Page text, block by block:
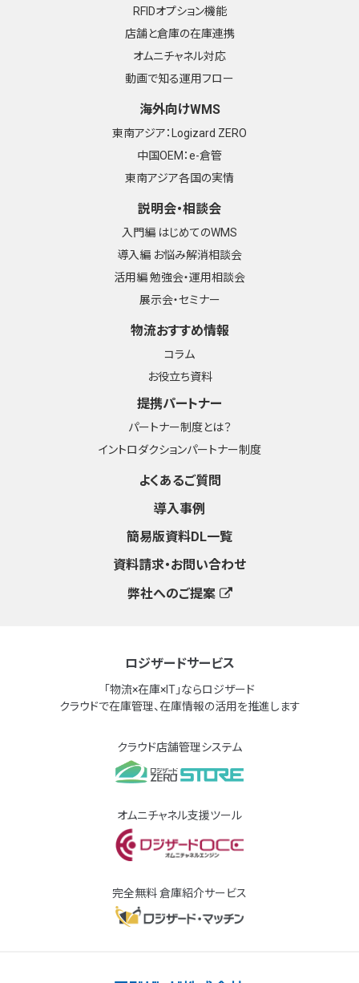
RFIDオプション機能
店舗と倉庫の在庫連携
オムニチャネル対応
動画で知る運用フロー
海外向けWMS
東南アジア：Logizard ZERO
中国OEM：e-倉管
東南アジア各国の実情
説明会・相談会
入門編 はじめてのWMS
導入編 お悩み解消相談会
活用編 勉強会・運用相談会
展示会・セミナー
物流おすすめ情報
コラム
お役立ち資料
提携パートナー
パートナー制度とは？
イントロダクションパートナー制度
よくあるご質問
導入事例
簡易版資料DL一覧
資料請求・お問い合わせ
弊社へのご提案
ロジザードサービス
「物流×在庫×IT」ならロジザード
クラウドで在庫管理、在庫情報の活用を推進します
クラウド店舗管理システム
オムニチャネル支援ツール
完全無料 倉庫紹介サービス